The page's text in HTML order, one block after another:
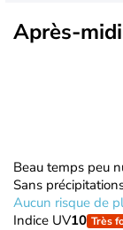
Après-midi
Beau temps peu
Sans
Aucun risque de
Indice UV10 Très